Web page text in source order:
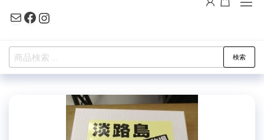
プ
MailFacebook
Instagram
検
索
検索